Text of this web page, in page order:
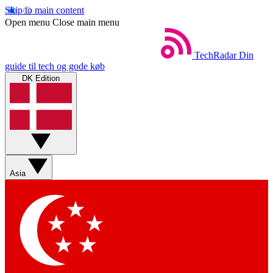
Skip to main content
Open menu Close main menu
TechRadar Din
guide til tech og gode køb
DK Edition
Asia